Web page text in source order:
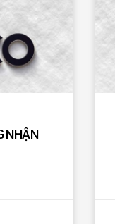
NHẬN